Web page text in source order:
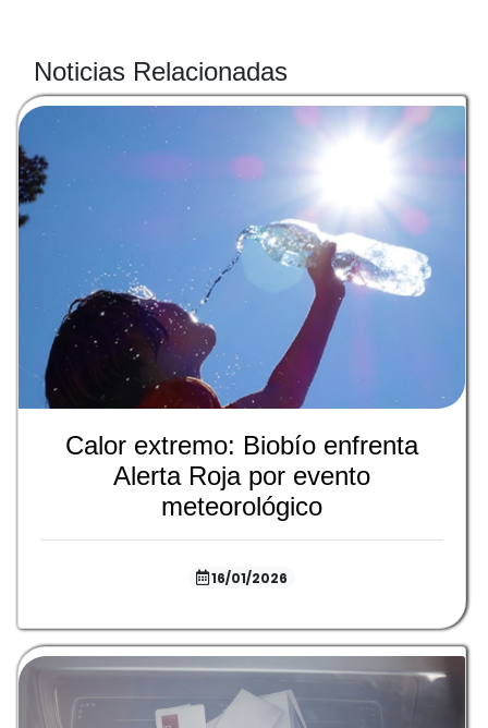
Noticias Relacionadas
Calor extremo: Biobío enfrenta
Alerta Roja por evento
meteorológico
16/01/2026